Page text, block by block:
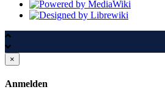
×
Anmelden